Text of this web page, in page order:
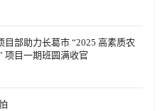
部助力长葛市 “2025 高素质农
项目一期班圆满收官